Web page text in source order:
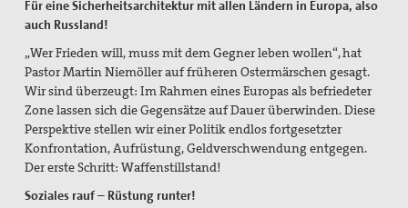
Für eine Sicherheitsarchitektur mit allen Ländern in Europa, also
auch Russland!
„Wer Frieden will, muss mit dem Gegner leben wollen“, hat
Pastor Martin Niemöller auf früheren Ostermärschen gesagt.
Wir sind überzeugt: Im Rahmen eines Europas als befriedeter
Zone lassen sich die Gegensätze auf Dauer überwinden. Diese
Perspektive stellen wir einer Politik endlos fortgesetzter
Konfrontation, Aufrüstung, Geldverschwendung entgegen.
Der erste Schritt: Waffenstillstand!
Soziales rauf – Rüstung runter!